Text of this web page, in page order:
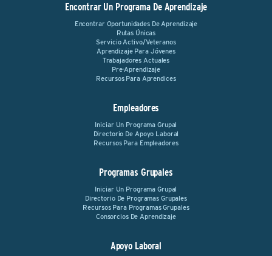
Encontrar Un Programa De Aprendizaje
Encontrar Oportunidades De Aprendizaje
Rutas Únicas
Servicio Activo/Veteranos
Aprendizaje Para Jóvenes
Trabajadores Actuales
Pre-Aprendizaje
Recursos Para Aprendices
Empleadores
Iniciar Un Programa Grupal
Directorio De Apoyo Laboral
Recursos Para Empleadores
Programas Grupales
Iniciar Un Programa Grupal
Directorio De Programas Grupales
Recursos Para Programas Grupales
Consorcios De Aprendizaje
Apoyo Laboral